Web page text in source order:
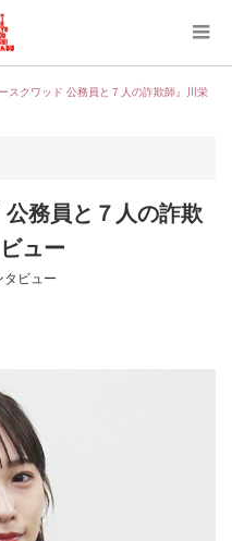
スクワッド 公務員と７人の詐欺師』川栄
公務員と７人の詐欺
ュー
タビュー